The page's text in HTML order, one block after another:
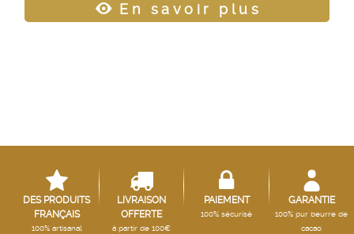
En savoir plus
DES PRODUITS
FRANÇAIS
100% artisanal
LIVRAISON
OFFERTE
à partir de 100€
PAIEMENT
100% sécurisé
GARANTIE
100% pur beurre de
cacao